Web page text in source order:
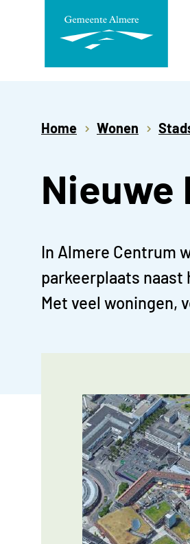
Home Wonen
Nieuwe
In Almere Centrum
parkeerplaats naast
Met veel woningen,